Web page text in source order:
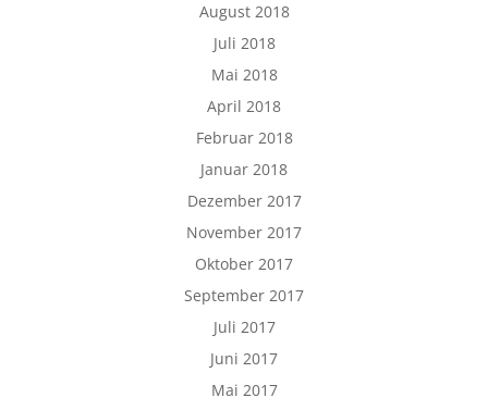
August 2018
Juli 2018
Mai 2018
April 2018
Februar 2018
Januar 2018
Dezember 2017
November 2017
Oktober 2017
September 2017
Juli 2017
Juni 2017
Mai 2017